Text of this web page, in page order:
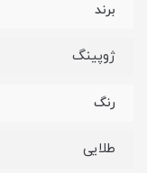
برند
ژوپینگ
رنگ
طلایی